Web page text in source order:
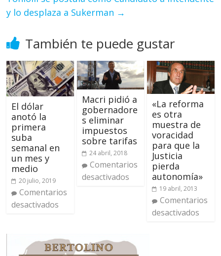
y lo desplaza a Sukerman →
También te puede gustar
El dólar
anotó la
primera
suba
semanal en
un mes y
medio
20 julio, 2019
Comentarios
desactivados
Macri pidió a
gobernadore
s eliminar
impuestos
sobre tarifas
24 abril, 2018
Comentarios
desactivados
«La reforma
es otra
muestra de
voracidad
para que la
Justicia
pierda
autonomía»
19 abril, 2013
Comentarios
desactivados